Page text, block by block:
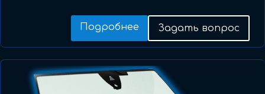
Подробнее Задать вопрос